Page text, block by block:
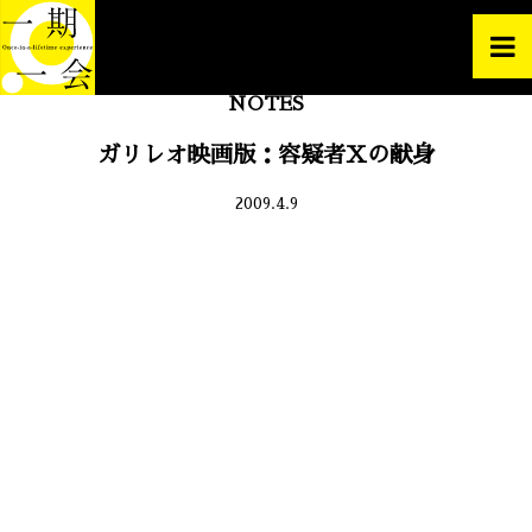
NOTES
ガリレオ映画版：容疑者Xの献身
2009.4.9